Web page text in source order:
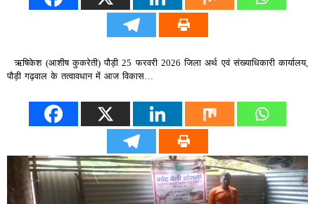
ऋषिकेश (आशीष कुकरेती) पौड़ी 25 फरवरी 2026 जिला अर्थ एवं संख्याधिकारी कार्यालय,
पौड़ी गढ़वाल के तत्वावधान में आज विकास…